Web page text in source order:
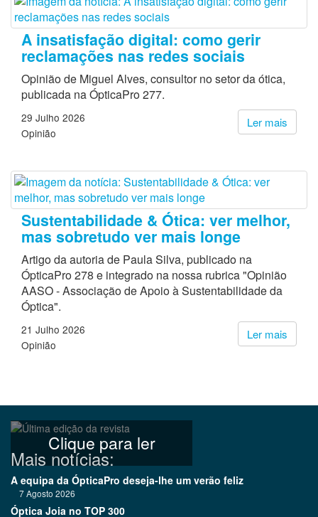
A insatisfação digital: como gerir
reclamações nas redes sociais
Opinião de Miguel Alves, consultor no setor da ótica,
publicada na ÓpticaPro 277.
Ler mais
29 Julho 2026
Opinião
Sustentabilidade & Ótica: ver melhor,
mas sobretudo ver mais longe
Artigo da autoria de Paula Silva, publicado na
ÓpticaPro 278 e integrado na nossa rubrica "Opinião
AASO - Associação de Apoio à Sustentabilidade da
Óptica".
Ler mais
21 Julho 2026
Opinião
Clique para ler
Mais notícias:
A equipa da ÓpticaPro deseja-lhe um verão feliz
7 Agosto 2026
Óptica Joia no TOP 300